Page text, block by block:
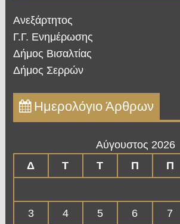
Ανεξάρτητος
Γ.Γ. Ενημέρωσης
Δήμος Βισαλτίας
Δήμος Σερρών
Ημερολόγιο Άρθρων
Αύγουστος 2026
Δ
Τ Τ Π Π
3
4 5 6 7